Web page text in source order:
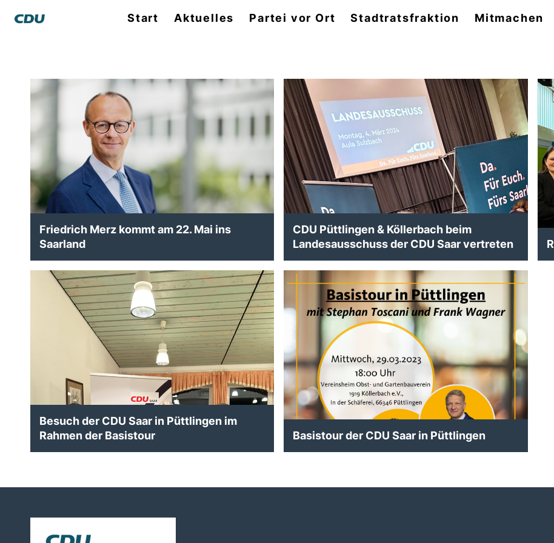
Start Aktuelles Partei vor Ort Stadtratsfraktion Mitmachen
Friedrich Merz kommt am 22. Mai ins
Saarland
CDU Püttlingen & Köllerbach beim
Landesausschuss der CDU Saar vertreten
Besuch der CDU Saar in Püttlingen im
Rahmen der Basistour
Basistour der CDU Saar in Püttlingen